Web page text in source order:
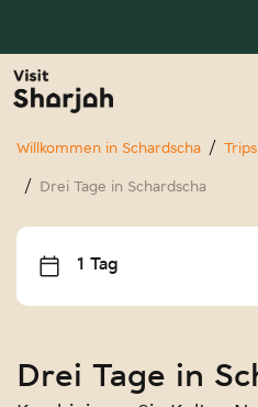
Willkommen in Schardscha Trips
Drei Tage in Schardscha
Drei Tage in
1 Tag